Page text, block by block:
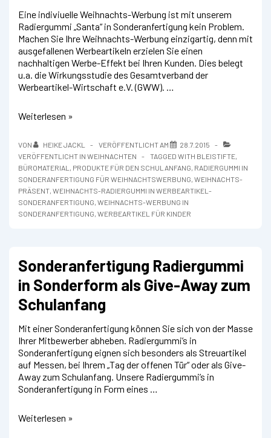
Eine indiviuelle Weihnachts-Werbung ist mit unserem
Radiergummi „Santa“ in Sonderanfertigung kein Problem.
Machen Sie Ihre Weihnachts-Werbung einzigartig, denn mit
ausgefallenen Werbeartikeln erzielen Sie einen
nachhaltigen Werbe-Effekt bei Ihren Kunden. Dies belegt
u.a. die Wirkungsstudie des Gesamtverband der
Werbeartikel-Wirtschaft e.V. (GWW). …
Weihnachts-
Radiergummi
„Santa“
in
Sonderanfertigung
Weiterlesen »
VON HEIKE JACKL VERÖFFENTLICHT AM
28.7.2015
VERÖFFENTLICHT IN WEIHNACHTEN TAGGED WITH BLEISTIFTE,
BÜROMATERIAL , PRODUKTE FÜR DEN SCHULANFANG, RADIERGUMMI IN
SONDERANFERTIGUNG FÜR WEIHNACHTSWERBUNG, WEIHNACHTS-
PRÄSENT, WEIHNACHTS-RADIERGUMMI IN WERBEARTIKEL-
SONDERANFERTIGUNG, WEIHNACHTS-WERBUNG IN
SONDERANFERTIGUNG, WERBEARTIKEL FÜR KINDER
Sonderanfertigung Radiergummi
in Sonderform als Give-Away zum
Schulanfang
Mit einer Sonderanfertigung können Sie sich von der Masse
Ihrer Mitbewerber abheben. Radiergummi’s in
Sonderanfertigung eignen sich besonders als Streuartikel
auf Messen, bei Ihrem „Tag der offenen Tür“ oder als Give-
Away zum Schulanfang. Unsere Radiergummi’s in
Sonderanfertigung in Form eines …
Sonderanfertigung
Weiterlesen »